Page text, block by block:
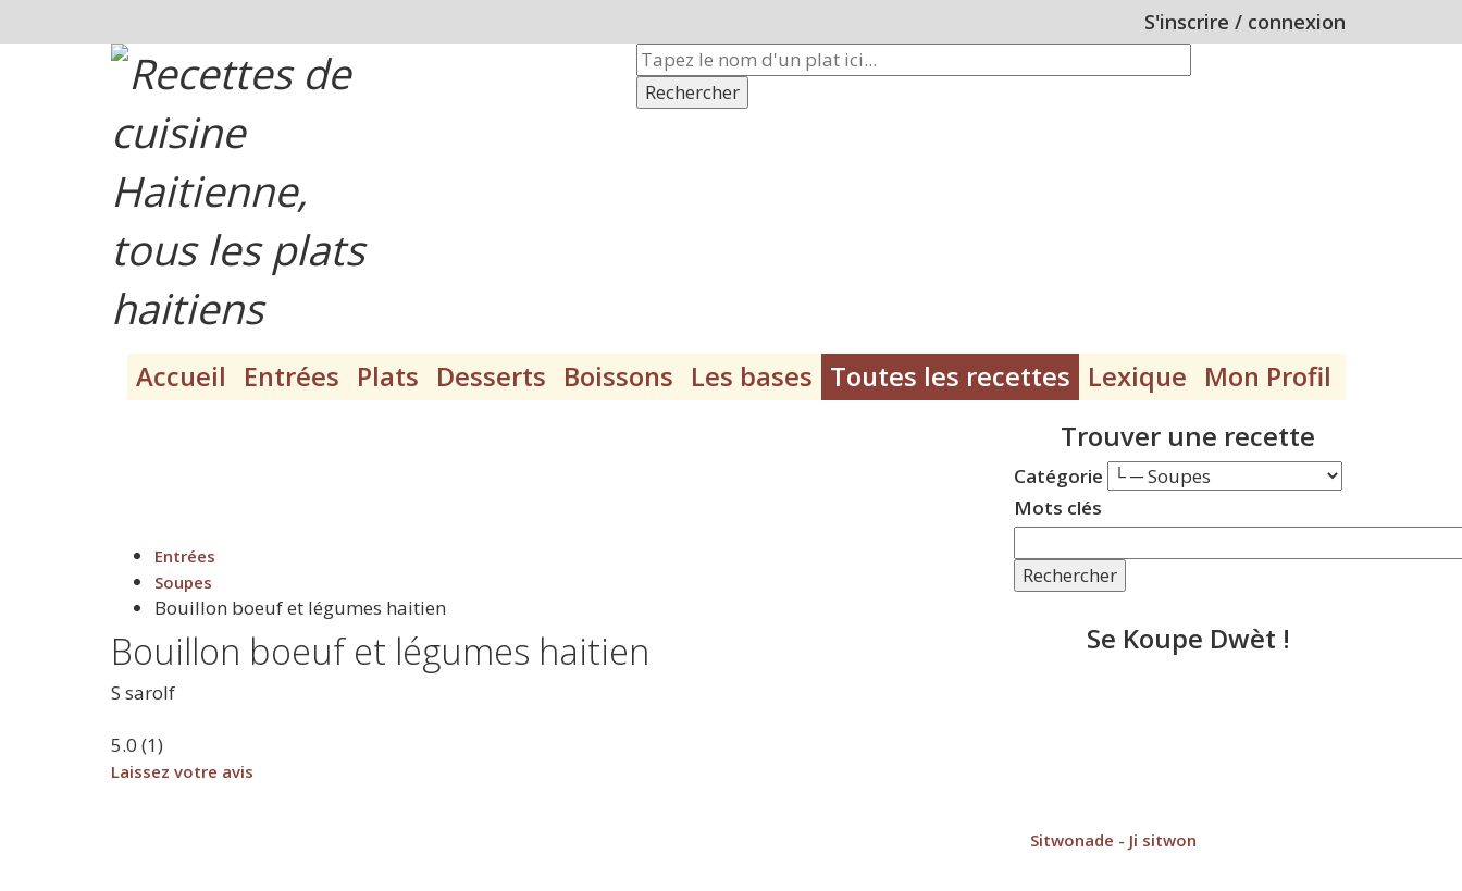
S'inscrire / connexion
Rechercher
Accueil Entrées Plats Desserts Boissons Les bases Toutes les recettes Lexique Mon Profil
Entrées
Soupes
Bouillon boeuf et légumes haitien
Bouillon boeuf et légumes haitien
S sarolf
5.0 (1)
Laissez votre avis
Trouver une recette
Catégorie
Mots clés
Rechercher
Se Koupe Dwèt !
Sitwonade - Ji sitwon